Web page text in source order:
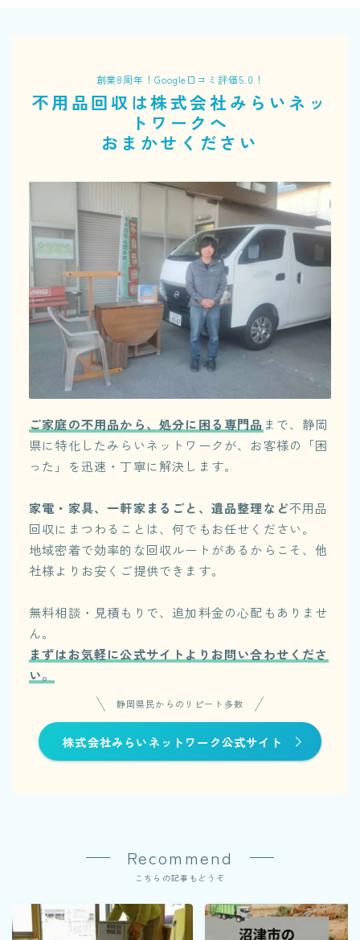
創業8周年！Google口コミ評価5.0！
不用品回収は株式会社みらいネッ
トワークへ
おまかせください
ご家庭の不用品から、処分に困る専門品 まで、静岡
県に特化したみらいネットワークが、お客様の「困
った」を迅速・丁寧に解決します。
家電・家具、一軒家まるごと、遺品整理など不用品
回収にまつわることは、何でもお任せください。
地域密着で効率的な回収ルートがあるからこそ、他
社様よりお安くご提供できます。
無料相談・見積もりで、追加料金の心配もありませ
ん。
まずはお気軽に公式サイトよりお問い合わせくださ
い。
静岡県民からのリピート多数
株式会社みらいネットワーク公式サイト
Recommend
こちらの記事もどうぞ